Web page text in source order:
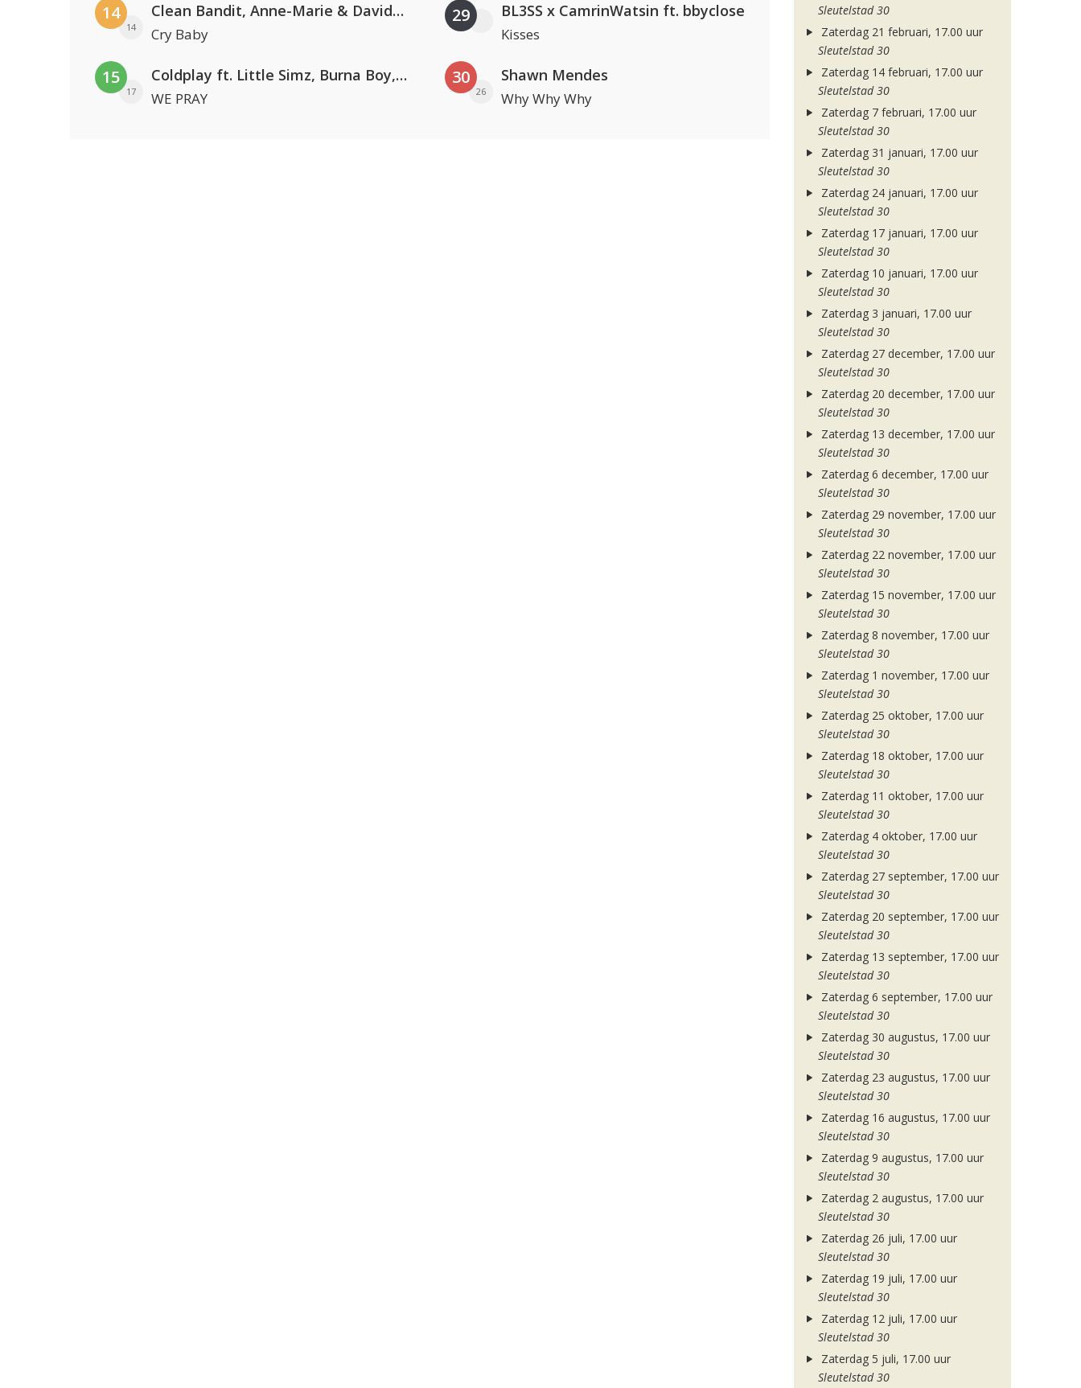
14
14
Clean Bandit, Anne-Marie & David Guetta
Cry Baby
15
17
Coldplay ft. Little Simz, Burna Boy, Elyanna & Tini
WE PRAY
29 BL3SS x CamrinWatsin ft. bbyclose
Kisses
30
26
Shawn Mendes
Why Why Why
Sleutelstad 30
Zaterdag 21 februari, 17.00 uur
Sleutelstad 30
Zaterdag 14 februari, 17.00 uur
Sleutelstad 30
Zaterdag 7 februari, 17.00 uur
Sleutelstad 30
Zaterdag 31 januari, 17.00 uur
Sleutelstad 30
Zaterdag 24 januari, 17.00 uur
Sleutelstad 30
Zaterdag 17 januari, 17.00 uur
Sleutelstad 30
Zaterdag 10 januari, 17.00 uur
Sleutelstad 30
Zaterdag 3 januari, 17.00 uur
Sleutelstad 30
Zaterdag 27 december, 17.00 uur
Sleutelstad 30
Zaterdag 20 december, 17.00 uur
Sleutelstad 30
Zaterdag 13 december, 17.00 uur
Sleutelstad 30
Zaterdag 6 december, 17.00 uur
Sleutelstad 30
Zaterdag 29 november, 17.00 uur
Sleutelstad 30
Zaterdag 22 november, 17.00 uur
Sleutelstad 30
Zaterdag 15 november, 17.00 uur
Sleutelstad 30
Zaterdag 8 november, 17.00 uur
Sleutelstad 30
Zaterdag 1 november, 17.00 uur
Sleutelstad 30
Zaterdag 25 oktober, 17.00 uur
Sleutelstad 30
Zaterdag 18 oktober, 17.00 uur
Sleutelstad 30
Zaterdag 11 oktober, 17.00 uur
Sleutelstad 30
Zaterdag 4 oktober, 17.00 uur
Sleutelstad 30
Zaterdag 27 september, 17.00 uur
Sleutelstad 30
Zaterdag 20 september, 17.00 uur
Sleutelstad 30
Zaterdag 13 september, 17.00 uur
Sleutelstad 30
Zaterdag 6 september, 17.00 uur
Sleutelstad 30
Zaterdag 30 augustus, 17.00 uur
Sleutelstad 30
Zaterdag 23 augustus, 17.00 uur
Sleutelstad 30
Zaterdag 16 augustus, 17.00 uur
Sleutelstad 30
Zaterdag 9 augustus, 17.00 uur
Sleutelstad 30
Zaterdag 2 augustus, 17.00 uur
Sleutelstad 30
Zaterdag 26 juli, 17.00 uur
Sleutelstad 30
Zaterdag 19 juli, 17.00 uur
Sleutelstad 30
Zaterdag 12 juli, 17.00 uur
Sleutelstad 30
Zaterdag 5 juli, 17.00 uur
Sleutelstad 30